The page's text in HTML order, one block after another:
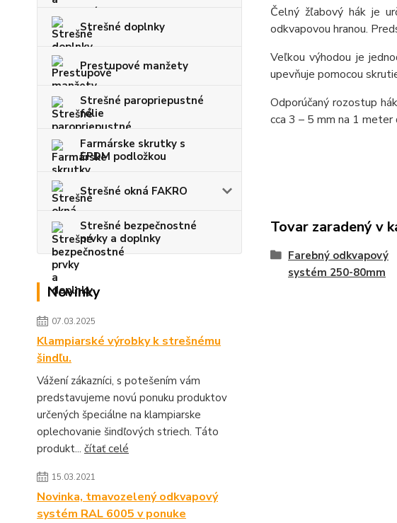
Strešné doplnky
Prestupové manžety
Strešné paropriepustné
fólie
Farmárske skrutky s
EPDM podložkou
Strešné okná FAKRO
Strešné bezpečnostné
prvky a doplnky
Novinky
07.03.2025
Klampiarské výrobky k strešnému
šindľu.
Vážení zákazníci, s potešením vám
predstavujeme novú ponuku produktov
určených špeciálne na klampiarske
oplechovanie šindľových striech. Táto
produkt... čítať celé
15.03.2021
Novinka, tmavozelený odkvapový
systém RAL 6005 v ponuke
Čelný žľabový hák je
odkvapovou hranou.
Veľkou výhodou je
upevňuje pomocou
Odporúčaný rozostup
cca 3 – 5 mm na 1 meter
Tovar zaradený v
Farebný odkvapový
systém 250-80mm